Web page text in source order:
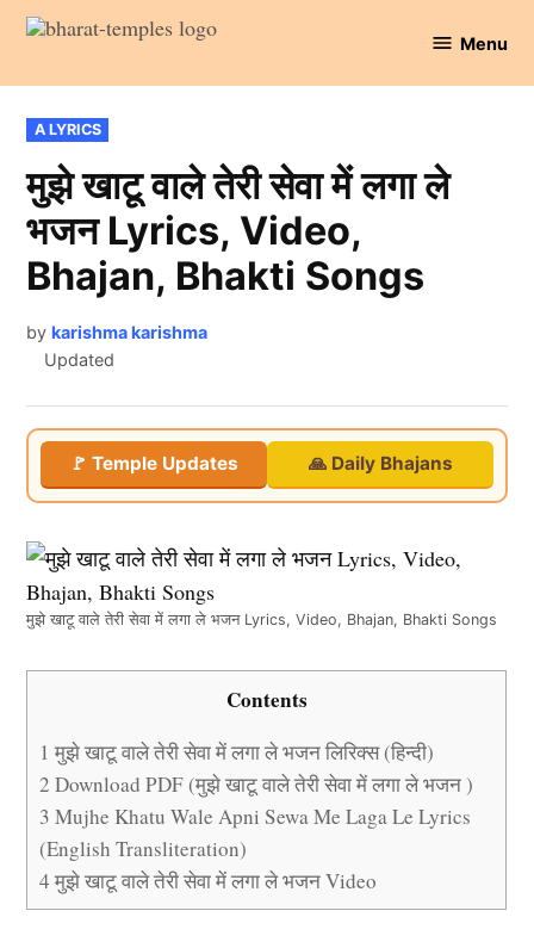
Skip
content
Temples
Menu
POSTED
IN
A LYRICS
मुझे खाटू वाले तेरी सेवा में लगा ले
भजन Lyrics, Video,
Bhajan, Bhakti Songs
by karishma karishma
Updated
🚩 Temple Updates 🙏 Daily Bhajans
मुझे खाटू वाले तेरी सेवा में लगा ले भजन Lyrics, Video, Bhajan, Bhakti Songs
Contents
1 मुझे खाटू वाले तेरी सेवा में लगा ले भजन लिरिक्स (हिन्दी)
2 Download PDF (मुझे खाटू वाले तेरी सेवा में लगा ले भजन )
3 Mujhe Khatu Wale Apni Sewa Me Laga Le Lyrics
(English Transliteration)
4 मुझे खाटू वाले तेरी सेवा में लगा ले भजन Video